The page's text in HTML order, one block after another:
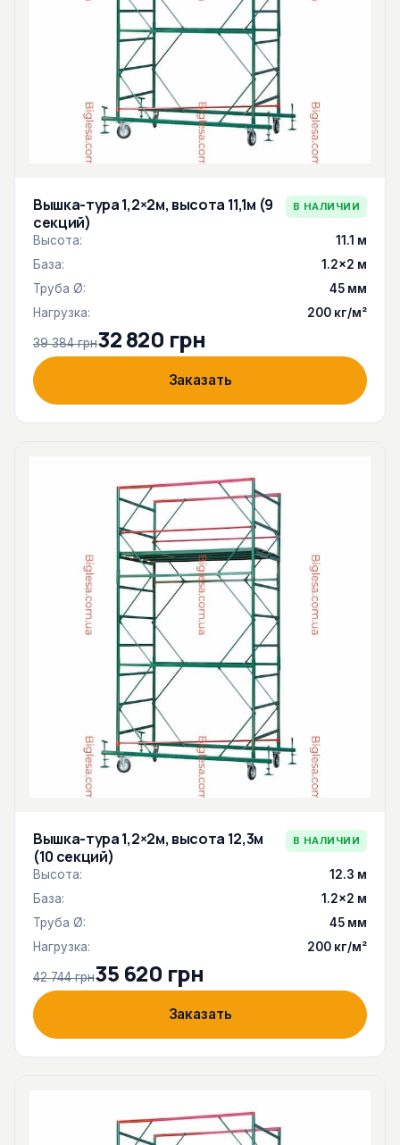
Вышка-тура 1,2×2м, высота 11,1м (9
секций)
В НАЛИЧИИ
Высота:
11.1 м
База:
1.2×2 м
Труба Ø:
45 мм
Нагрузка:
200 кг/м²
39 384 грн32 820 грн
Заказать
Вышка-тура 1,2×2м, высота 12,3м
(10 секций)
В НАЛИЧИИ
Высота:
12.3 м
База:
1.2×2 м
Труба Ø:
45 мм
Нагрузка:
200 кг/м²
42 744 грн35 620 грн
Заказать